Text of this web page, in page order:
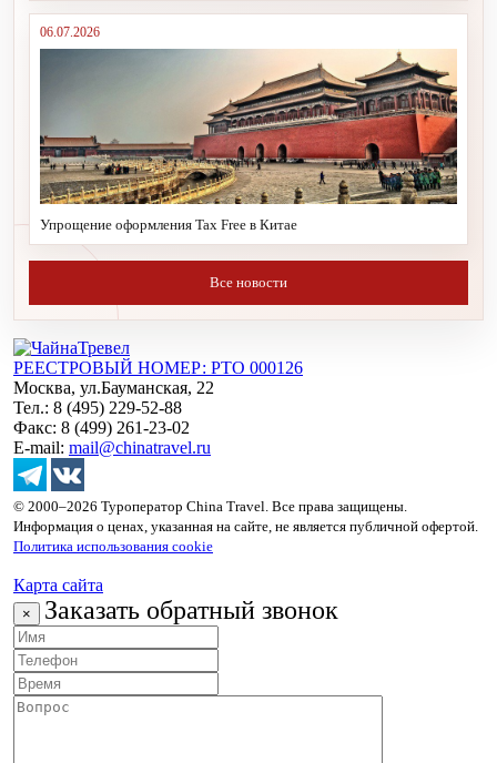
06.07.2026
Упрощение оформления Tax Free в Китае
Все новости
РЕЕСТРОВЫЙ НОМЕР: РТО 000126
Москва, ул.Бауманская, 22
Тел.: 8 (495) 229-52-88
Факс: 8 (499) 261-23-02
E-mail: mail@chinatravel.ru
© 2000–2026 Туроператор China Travel. Все права защищены.
Информация о ценах, указанная на сайте, не является публичной офертой.
Политика использования cookie
Карта сайта
× Заказать обратный звонок